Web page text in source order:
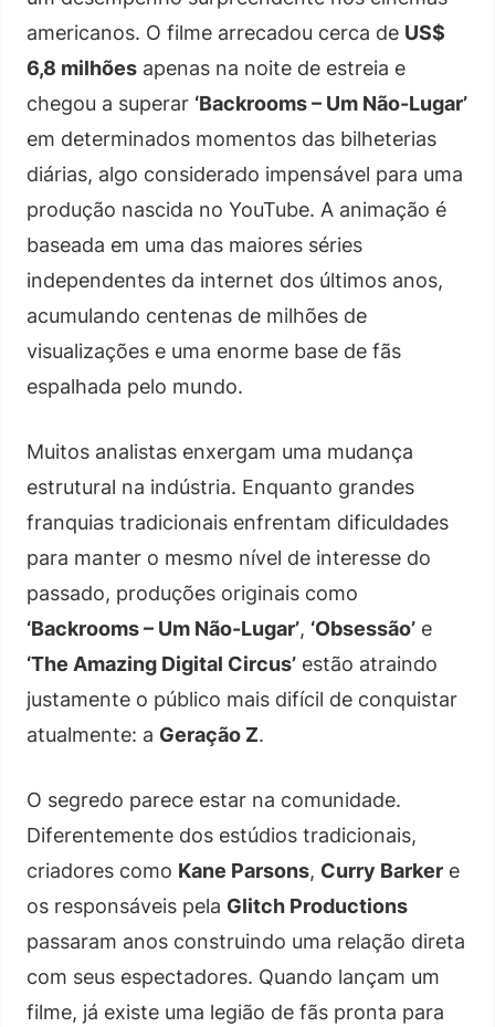
americanos. O filme arrecadou cerca de US$
6,8 milhões apenas na noite de estreia e
chegou a superar ‘Backrooms – Um Não-Lugar’
em determinados momentos das bilheterias
diárias, algo considerado impensável para uma
produção nascida no YouTube. A animação é
baseada em uma das maiores séries
independentes da internet dos últimos anos,
acumulando centenas de milhões de
visualizações e uma enorme base de fãs
espalhada pelo mundo.
Muitos analistas enxergam uma mudança
estrutural na indústria. Enquanto grandes
franquias tradicionais enfrentam dificuldades
para manter o mesmo nível de interesse do
passado, produções originais como
‘Backrooms – Um Não-Lugar’, ‘Obsessão’ e
‘The Amazing Digital Circus’ estão atraindo
justamente o público mais difícil de conquistar
atualmente: a Geração Z.
O segredo parece estar na comunidade.
Diferentemente dos estúdios tradicionais,
criadores como Kane Parsons, Curry Barker e
os responsáveis pela Glitch Productions
passaram anos construindo uma relação direta
com seus espectadores. Quando lançam um
filme, já existe uma legião de fãs pronta para